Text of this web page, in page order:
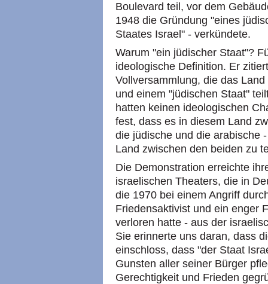
Boulevard teil, vor dem
1948 die Gründung "eines
Staates Israel" - verkündete.
Warum "ein jüdischer Staat"?
ideologische Definition. Er
Vollversammlung, die das
und einem "jüdischen Staat"
hatten keinen ideologischen
fest, dass es in diesem Land
die jüdische und die arabische
Land zwischen den beiden zu
Die Demonstration erreichte
israelischen Theaters, die in
die 1970 bei einem Angriff
Friedensaktivist und ein enger
verloren hatte - aus der
Sie erinnerte uns daran, dass
einschloss, dass "der Staat
Gunsten aller seiner Bürger
Gerechtigkeit und Frieden